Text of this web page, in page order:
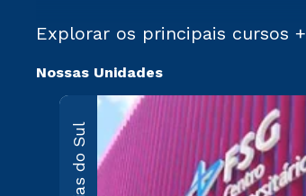
Explorar os principais cursos +
Nossas Unidades